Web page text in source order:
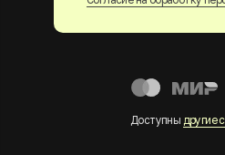
Доступны другие